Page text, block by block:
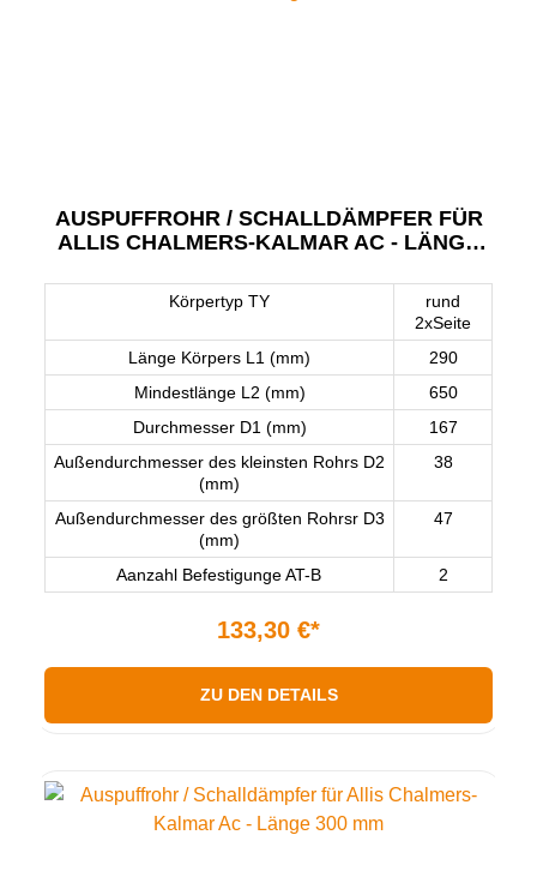
AUSPUFFROHR / SCHALLDÄMPFER FÜR
ALLIS CHALMERS-KALMAR AC - LÄNGE
Körpertyp TY
rund
2xSeite
Länge Körpers L1 (mm)
290
Mindestlänge L2 (mm)
650
Durchmesser D1 (mm)
167
Außendurchmesser des kleinsten Rohrs D2
(mm)
38
Außendurchmesser des größten Rohrsr D3
(mm)
47
Aanzahl Befestigunge AT-B 2
133,30 €*
ZU DEN DETAILS